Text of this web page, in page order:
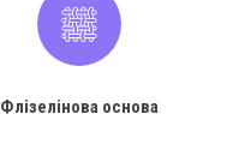
Флізелінова основа